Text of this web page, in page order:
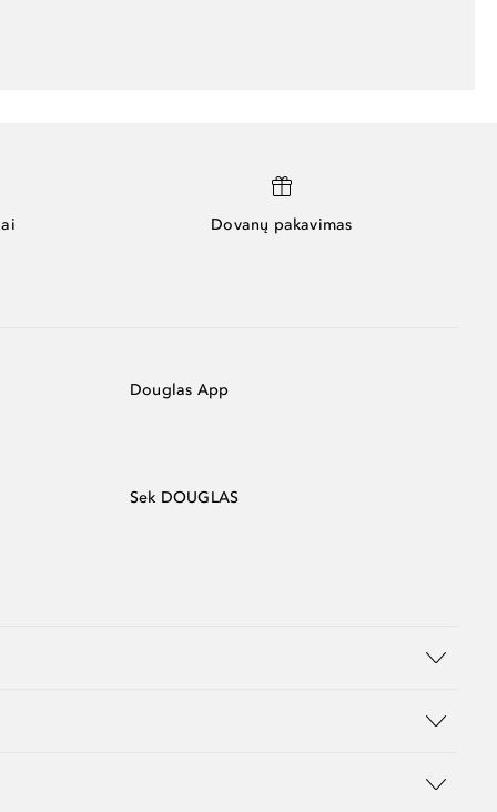
Dovanų pakavimas
Douglas App
Sek DOUGLAS